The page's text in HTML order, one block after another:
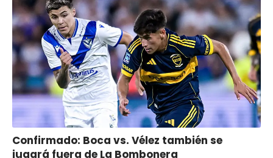
Confirmado: Boca vs. Vélez también se
jugará fuera de La Bombonera